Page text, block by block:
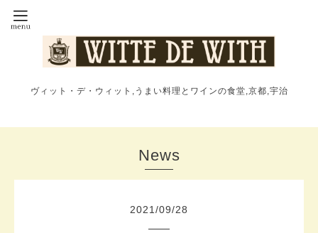
ヴィット・デ・ウィット,うまい料理とワインの食堂,京都,宇治
News
2021 /09/28